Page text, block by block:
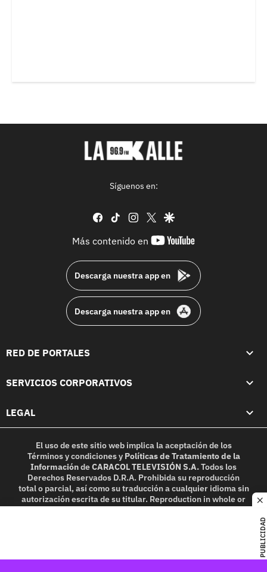
PUBLICIDAD
Síguenos en:
facebook
tiktok instagram
twittergoogle
Más contenido en
youtube-
Descarga nuestra app en
Descarga nuestra app en
RED DE PORTALES
SERVICIOS CORPORATIVOS
LEGAL
El uso de este sitio web implica la aceptación de los
Términos y condicionesy Políticas de Tratamiento de la
InformacióndeCARACOL TELEVISIÓN S.A.Todos los
Derechos Reservados D.R.A. Prohibida su reproducción
total o parcial, así como su traducción a cualquier idioma sin
autorización escrita de su titular. Reproduction in whole or